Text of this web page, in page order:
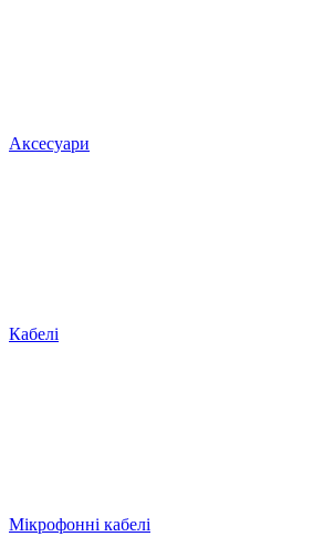
Аксесуари
Кабелі
Мікрофонні кабелі